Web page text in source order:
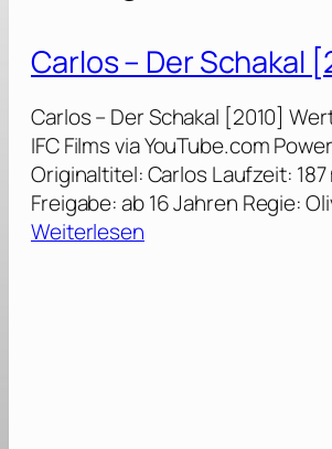
Carlos – Der Schakal
Carlos – Der Schakal [2010]
IFC Films via YouTube.com
Originaltitel: Carlos Laufzeit:
Freigabe: ab 16 Jahren Regie:
Weiterlesen: